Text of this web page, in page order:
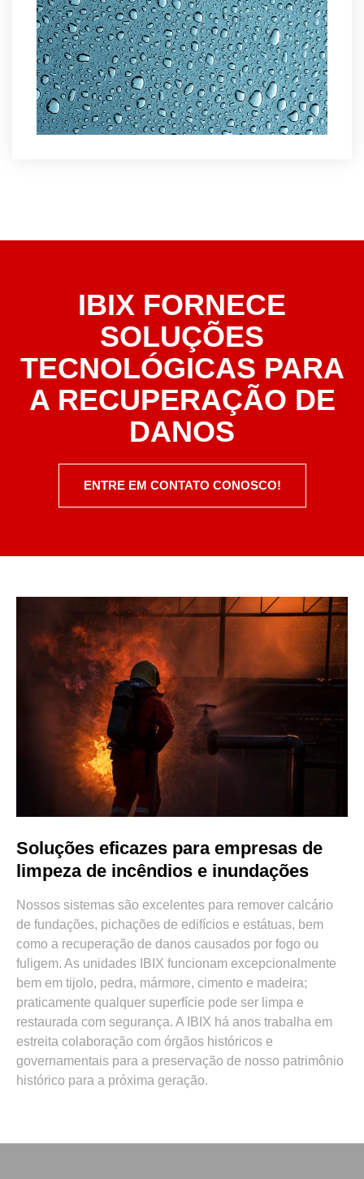
IBIX FORNECE
SOLUÇÕES
TECNOLÓGICAS PARA
A RECUPERAÇÃO DE
DANOS
ENTRE EM CONTATO CONOSCO!
Soluções eficazes para empresas de
limpeza de incêndios e inundações
Nossos sistemas são excelentes para remover calcário
de fundações, pichações de edifícios e estátuas, bem
como a recuperação de danos causados por fogo ou
fuligem. As unidades IBIX funcionam excepcionalmente
bem em tijolo, pedra, mármore, cimento e madeira;
praticamente qualquer superfície pode ser limpa e
restaurada com segurança. A IBIX há anos trabalha em
estreita colaboração com órgãos históricos e
governamentais para a preservação de nosso patrimônio
histórico para a próxima geração.